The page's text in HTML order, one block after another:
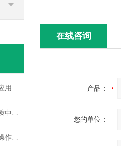
在线咨询
产品：
您的单位：
用
偏光应力仪的工作原理基于光在物质中的传播特性
玻璃瓶耐内压测试仪的测试方法与操作流程详述